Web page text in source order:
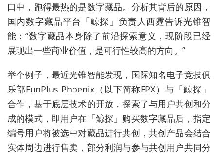
口中，跑得最热的是数字藏品。分析其背后的原因，
国内数字藏品平台「鲸探」负责人西霆告诉光锥智
能：“数字藏品本身除了前沿探索意义，现阶段已经
展现出一些商业价值，是可行性较高的方向。”
举个例子，最近光锥智能发现，国际知名电子竞技俱
乐部FunPlus Phoenix（以下简称FPX）与「鲸探」
合作，基于底层技术的开放，探索了与用户共创和分
成的模式，即用户在「鲸探」购买数字藏品后，指定
编号用户将被选中对藏品进行共创，共创产品会结合
实体周边进行售卖，部分利润与参与共创用户共同分